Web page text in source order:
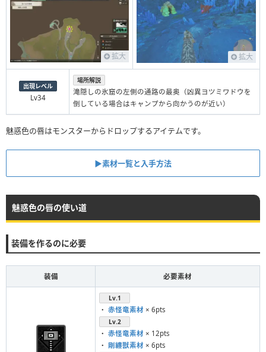
拡大 拡大
出現レベル
Lv34
場所解説
滝隠しの氷窟の左側の通路の最奥（凶異ヨツミワドウを
倒している場合はキャンプから向かうのが近い）
魅惑色の唇はモンスターからドロップするアイテムです。
▶︎素材一覧と入手方法
魅惑色の唇の使い道
装備を作るのに必要
装備 必要素材
Lv.1
・ 赤怪竜素材 × 6pts
Lv.2
・ 赤怪竜素材 × 12pts
・ 剛纏獣素材 × 6pts